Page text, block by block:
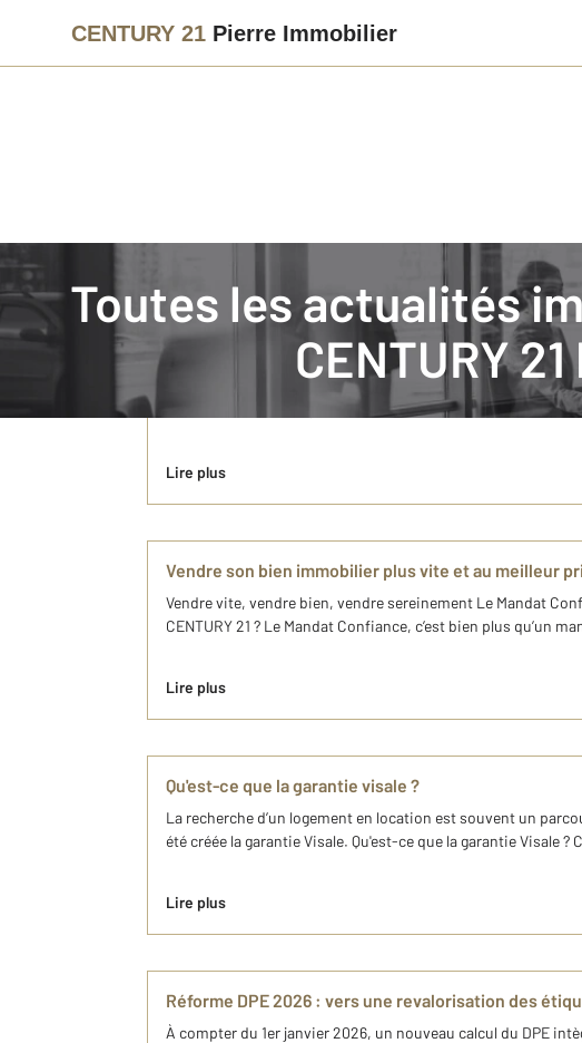
CENTURY 21 Pierre Immobilier
Toutes les actualités
CENTURY
Estimation immobilière : succession, donation,
L’estimation immobilière patrimoniale vous permet de
immobilière pour son patrimoine ? On pense souvent à
démarche essentielle, même sans ...
Lire plus
Vendre son bien immobilier plus vite et au meilleur
Vendre vite, vendre bien, vendre sereinement Le Mandat
CENTURY 21 ? Le Mandat Confiance, c’est bien plus qu’un
Lire plus
Qu'est-ce que la garantie visale ?
La recherche d’un logement en location est souvent un
été créée la garantie Visale. Qu'est-ce que la garantie Visale
Lire plus
Réforme DPE 2026 : vers une revalorisation des
À compter du 1er janvier 2026, un nouveau calcul du DPE